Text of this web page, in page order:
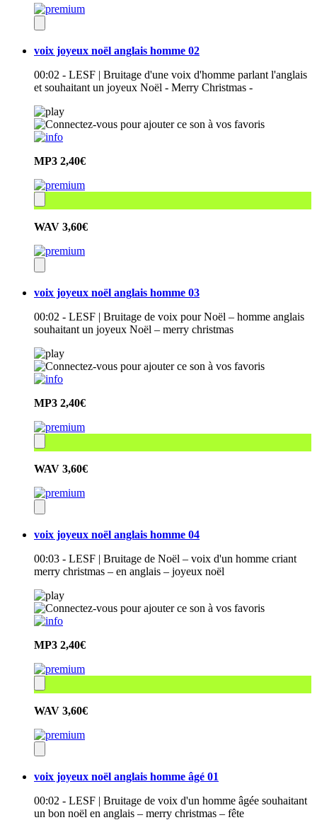
voix joyeux noël anglais homme 02
00:02 - LESF | Bruitage d'une voix d'homme parlant l'anglais
et souhaitant un joyeux Noël - Merry Christmas -
MP3 2,40€
WAV 3,60€
voix joyeux noël anglais homme 03
00:02 - LESF | Bruitage de voix pour Noël – homme anglais
souhaitant un joyeux Noël – merry christmas
MP3 2,40€
WAV 3,60€
voix joyeux noël anglais homme 04
00:03 - LESF | Bruitage de Noël – voix d'un homme criant
merry christmas – en anglais – joyeux noël
MP3 2,40€
WAV 3,60€
voix joyeux noël anglais homme âgé 01
00:02 - LESF | Bruitage de voix d'un homme âgée souhaitant
un bon noël en anglais – merry christmas – fête